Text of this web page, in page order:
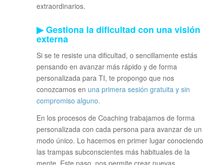
extraordinarios.
▶ Gestiona la dificultad con una visión
externa
Si se te resiste una dificultad, o sencillamente estás
pensando en avanzar más rápido y de forma
personalizada para TI, te propongo que nos
conozcamos en una primera sesión gratuita y sin
compromiso alguno.
En los procesos de Coaching trabajamos de forma
personalizada con cada persona para avanzar de un
modo único. Lo hacemos en primer lugar conociendo
las trampas subconscientes más habituales de la